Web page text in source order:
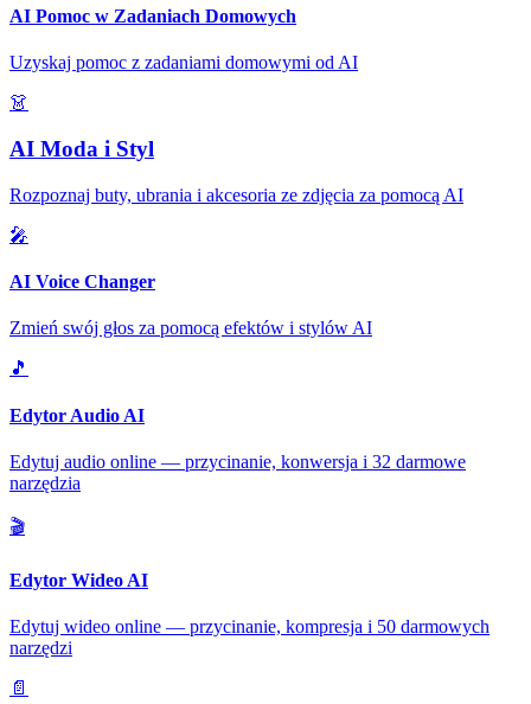
AI Pomoc w Zadaniach Domowych
Uzyskaj pomoc z zadaniami domowymi od AI
👗
AI Moda i Styl
Rozpoznaj buty, ubrania i akcesoria ze zdjęcia za pomocą AI
🎤
AI Voice Changer
Zmień swój głos za pomocą efektów i stylów AI
🎵
Edytor Audio AI
Edytuj audio online — przycinanie, konwersja i 32 darmowe
narzędzia
🎬
Edytor Wideo AI
Edytuj wideo online — przycinanie, kompresja i 50 darmowych
narzędzi
📄